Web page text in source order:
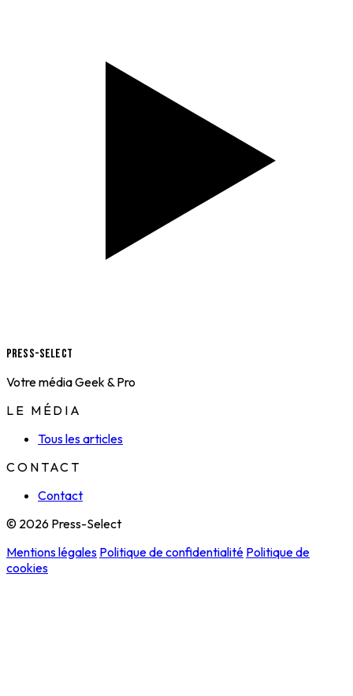
Press-Select
Votre média Geek & Pro
LE MÉDIA
Tous les articles
CONTACT
Contact
© 2026 Press-Select
Mentions légales Politique de confidentialité Politique de
cookies